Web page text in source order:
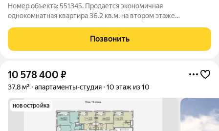
Номер объекта: 551345. Продается экономичная
однокомнатная квартира 36.2 кв.м. на втором этаже
вторичный рынок с готовым ремонтом и оставшейся мебелью,
что избавит вас от лишних трат.
Позвонить
10 578 400 ₽
37,8 м² апартаменты-студия 10 этаж из 10
новостройка